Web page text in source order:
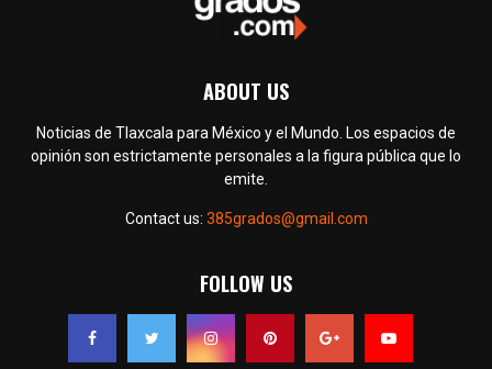
ABOUT US
Noticias de Tlaxcala para México y el Mundo. Los espacios de
opinión son estrictamente personales a la figura pública que lo
emite.
Contact us: 385grados@gmail.com
FOLLOW US